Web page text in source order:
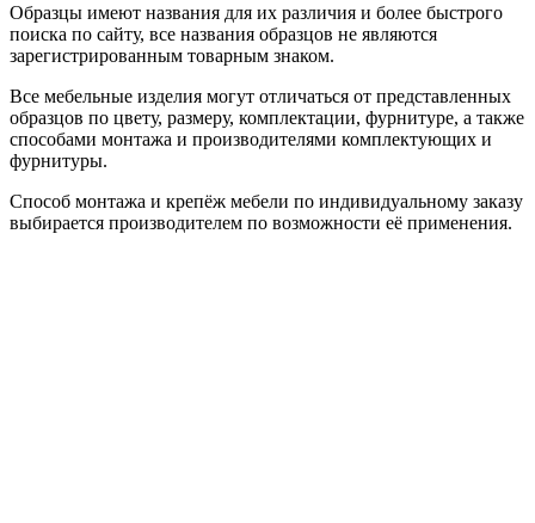
Образцы имеют названия для их различия и более быстрого
поиска по сайту, все названия образцов не являются
зарегистрированным товарным знаком.
Все мебельные изделия могут отличаться от представленных
образцов по цвету, размеру, комплектации, фурнитуре, а также
способами монтажа и производителями комплектующих и
фурнитуры.
Способ монтажа и крепёж мебели по индивидуальному заказу
выбирается производителем по возможности её применения.